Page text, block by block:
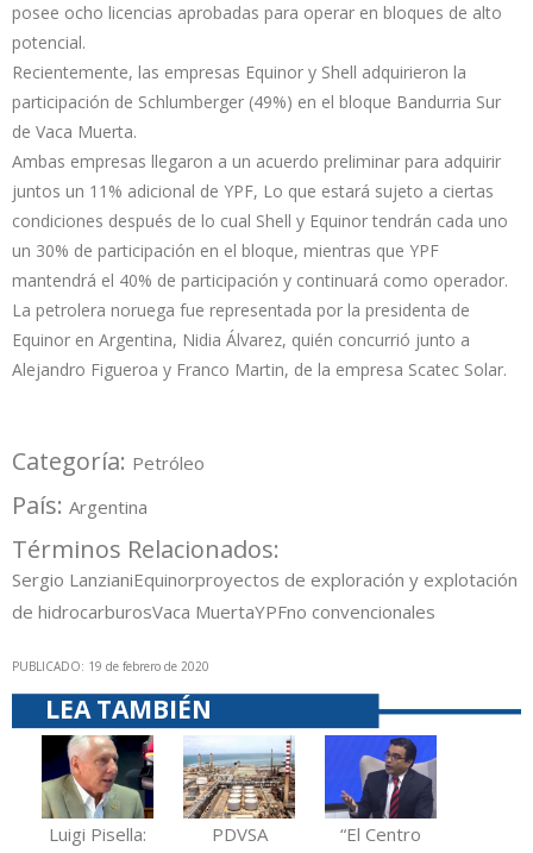
posee ocho licencias aprobadas para operar en bloques de alto
potencial.
Recientemente, las empresas Equinor y Shell adquirieron la
participación de Schlumberger (49%) en el bloque Bandurria Sur
de Vaca Muerta.
Ambas empresas llegaron a un acuerdo preliminar para adquirir
juntos un 11% adicional de YPF, Lo que estará sujeto a ciertas
condiciones después de lo cual Shell y Equinor tendrán cada uno
un 30% de participación en el bloque, mientras que YPF
mantendrá el 40% de participación y continuará como operador.
La petrolera noruega fue representada por la presidenta de
Equinor en Argentina, Nidia Álvarez, quién concurrió junto a
Alejandro Figueroa y Franco Martin, de la empresa Scatec Solar.
Categoría: Petróleo
País: Argentina
Términos Relacionados:
Sergio LanzianiEquinorproyectos de exploración y explotación
de hidrocarburosVaca MuertaYPFno convencionales
PUBLICADO: 19 de febrero de 2020
LEA TAMBIÉN
Luigi Pisella:
PDVSA
“El Centro